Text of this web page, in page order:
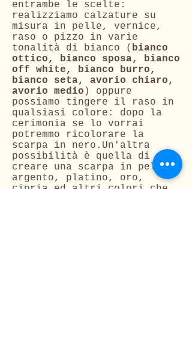
entrambe le scelte:
realizziamo calzature su
misura in pelle, vernice,
raso o pizzo in varie
tonalità di bianco ( bianco
ottico, bianco sposa, bianco
off white, bianco burro,
bianco seta, avorio chiaro,
avorio medio ) oppure
possiamo tingere il raso in
qualsiasi colore: dopo la
cerimonia se lo vorrai
potremmo ricolorare la
scarpa in nero.Un'altra
possibilità è quella di
creare una scarpa in pelle
argento, platino, oro,
cipria ed altri colori che